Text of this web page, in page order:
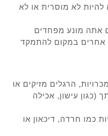
להיות לא מוסרית או לא
אתה מונע מפחדים
אחרים במקום להתמקד
הרגלים מזיקים או
(כגון עישון, אכילה
כמו חרדה, דיכאון או